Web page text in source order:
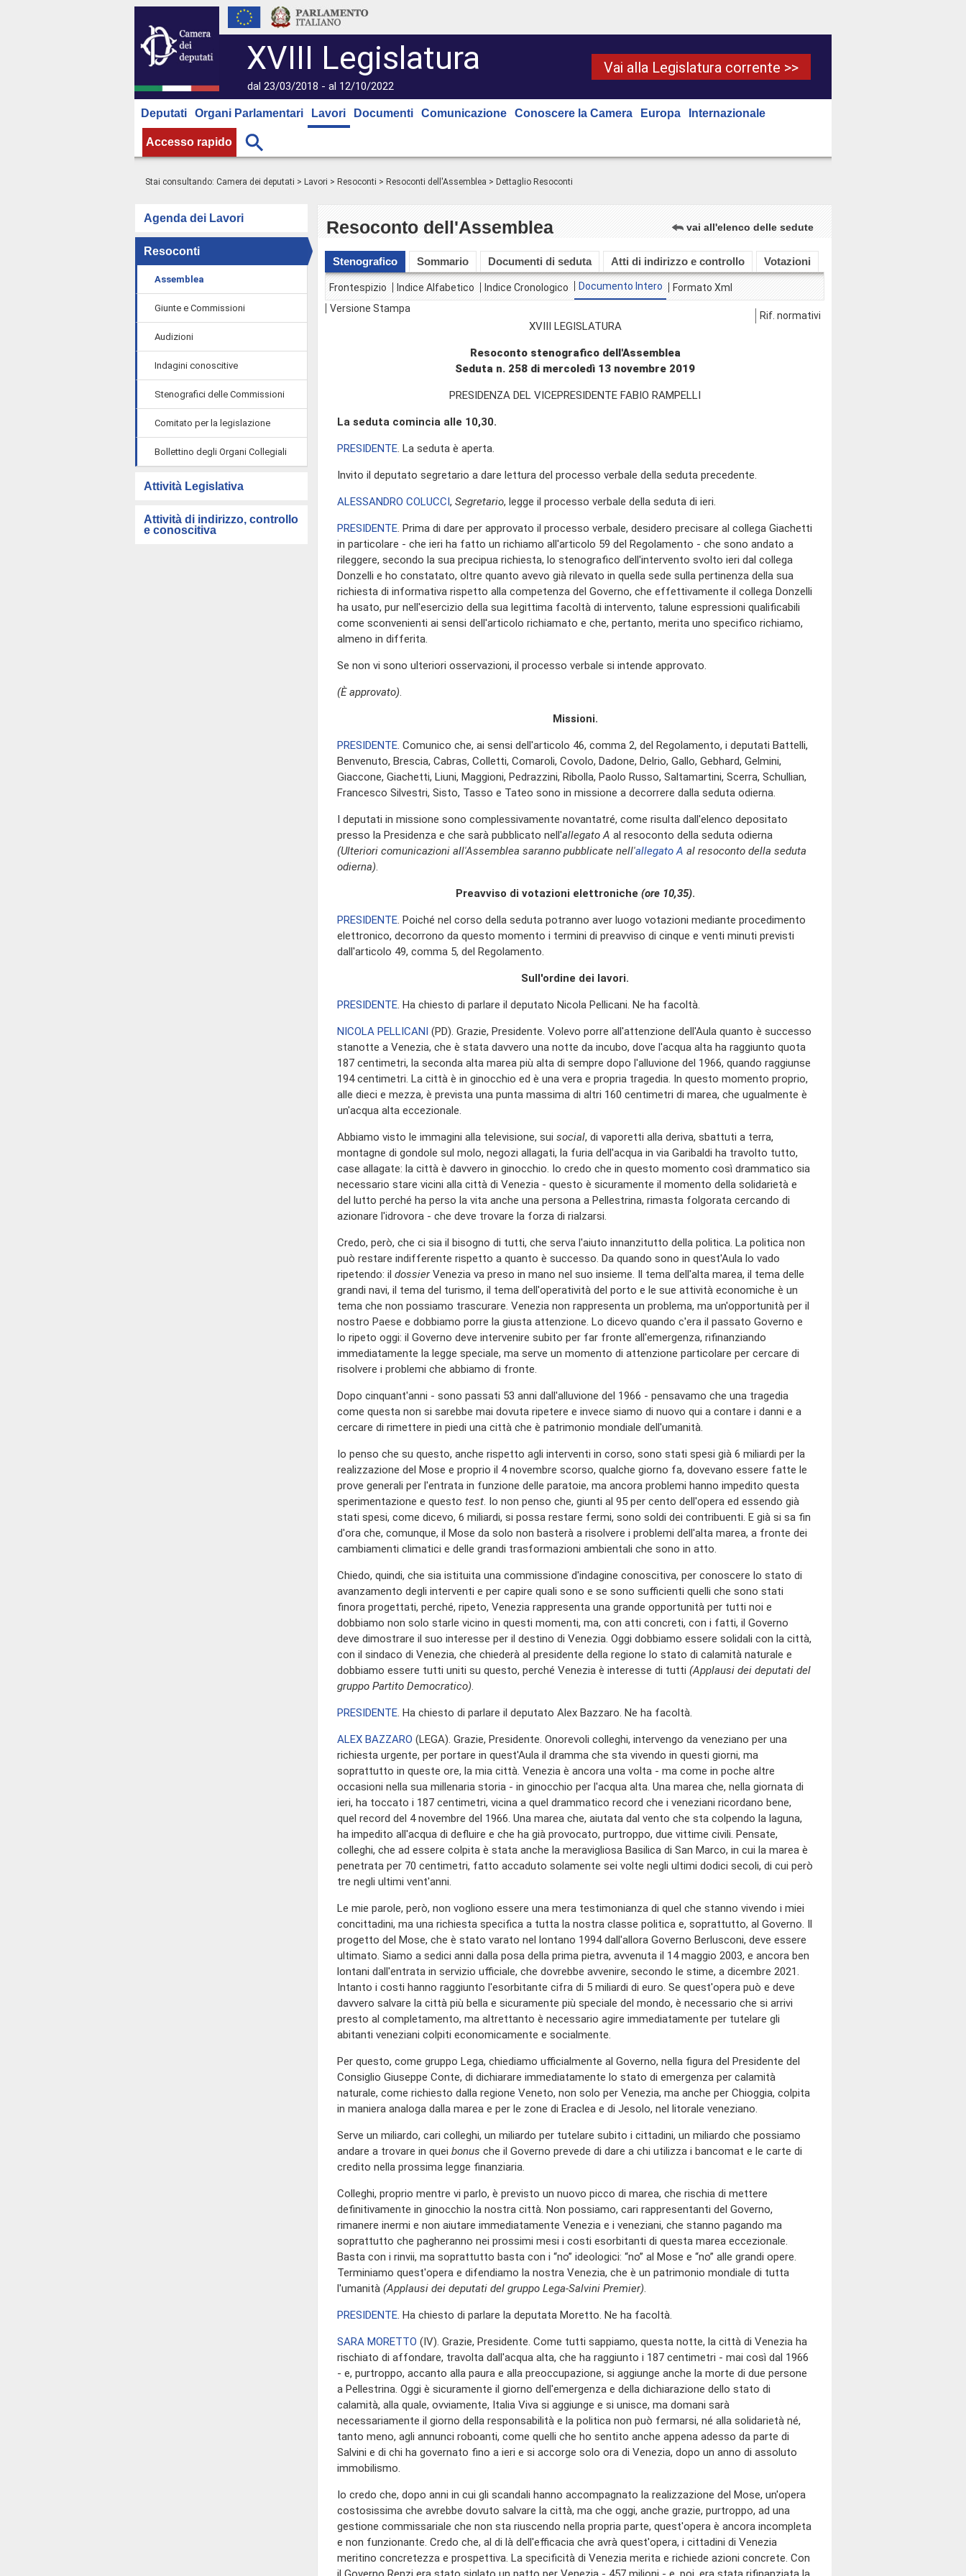
XVIII Legislatura
dal 23/03/2018 - al 12/10/2022
Vai alla Legislatura corrente >>
Deputati Organi Parlamentari Lavori Documenti Comunicazione Conoscere la Camera Europa Internazionale
Accesso rapido
Stai consultando: Camera dei deputati > Lavori > Resoconti > Resoconti dell'Assemblea > Dettaglio Resoconti
Agenda dei Lavori
Resoconti
Assemblea
Giunte e Commissioni
Audizioni
Indagini conoscitive
Stenografici delle Commissioni
Comitato per la legislazione
Bollettino degli Organi Collegiali
Attività Legislativa
Attività di indirizzo, controllo
e conoscitiva
Resoconto dell'Assemblea vai all'elenco delle sedute
Stenografico Sommario Documenti di seduta Atti di indirizzo e controllo Votazioni
Frontespizio Indice Alfabetico Indice Cronologico Documento Intero
Formato Xml
Versione Stampa
Rif. normativi
XVIII LEGISLATURA
Resoconto stenografico dell'Assemblea
Seduta n. 258 di mercoledì 13 novembre 2019
PRESIDENZA DEL VICEPRESIDENTE FABIO RAMPELLI
La seduta comincia alle 10,30.
PRESIDENTE. La seduta è aperta.
Invito il deputato segretario a dare lettura del processo verbale della seduta precedente.
ALESSANDRO COLUCCI, Segretario, legge il processo verbale della seduta di ieri.
PRESIDENTE. Prima di dare per approvato il processo verbale, desidero precisare al collega Giachetti
in particolare - che ieri ha fatto un richiamo all'articolo 59 del Regolamento - che sono andato a
rileggere, secondo la sua precipua richiesta, lo stenografico dell'intervento svolto ieri dal collega
Donzelli e ho constatato, oltre quanto avevo già rilevato in quella sede sulla pertinenza della sua
richiesta di informativa rispetto alla competenza del Governo, che effettivamente il collega Donzelli
ha usato, pur nell'esercizio della sua legittima facoltà di intervento, talune espressioni qualificabili
come sconvenienti ai sensi dell'articolo richiamato e che, pertanto, merita uno specifico richiamo,
almeno in differita.
Se non vi sono ulteriori osservazioni, il processo verbale si intende approvato.
(È approvato).
Missioni.
PRESIDENTE. Comunico che, ai sensi dell'articolo 46, comma 2, del Regolamento, i deputati Battelli,
Benvenuto, Brescia, Cabras, Colletti, Comaroli, Covolo, Dadone, Delrio, Gallo, Gebhard, Gelmini,
Giaccone, Giachetti, Liuni, Maggioni, Pedrazzini, Ribolla, Paolo Russo, Saltamartini, Scerra, Schullian,
Francesco Silvestri, Sisto, Tasso e Tateo sono in missione a decorrere dalla seduta odierna.
I deputati in missione sono complessivamente novantatré, come risulta dall'elenco depositato
presso la Presidenza e che sarà pubblicato nell'allegato A al resoconto della seduta odierna
(Ulteriori comunicazioni all'Assemblea saranno pubblicate nell'allegato A al resoconto della seduta
odierna).
Preavviso di votazioni elettroniche (ore 10,35).
PRESIDENTE. Poiché nel corso della seduta potranno aver luogo votazioni mediante procedimento
elettronico, decorrono da questo momento i termini di preavviso di cinque e venti minuti previsti
dall'articolo 49, comma 5, del Regolamento.
Sull'ordine dei lavori.
PRESIDENTE. Ha chiesto di parlare il deputato Nicola Pellicani. Ne ha facoltà.
NICOLA PELLICANI (PD). Grazie, Presidente. Volevo porre all'attenzione dell'Aula quanto è successo
stanotte a Venezia, che è stata davvero una notte da incubo, dove l'acqua alta ha raggiunto quota
187 centimetri, la seconda alta marea più alta di sempre dopo l'alluvione del 1966, quando raggiunse
194 centimetri. La città è in ginocchio ed è una vera e propria tragedia. In questo momento proprio,
alle dieci e mezza, è prevista una punta massima di altri 160 centimetri di marea, che ugualmente è
un'acqua alta eccezionale.
Abbiamo visto le immagini alla televisione, sui social, di vaporetti alla deriva, sbattuti a terra,
montagne di gondole sul molo, negozi allagati, la furia dell'acqua in via Garibaldi ha travolto tutto,
case allagate: la città è davvero in ginocchio. Io credo che in questo momento così drammatico sia
necessario stare vicini alla città di Venezia - questo è sicuramente il momento della solidarietà e
del lutto perché ha perso la vita anche una persona a Pellestrina, rimasta folgorata cercando di
azionare l'idrovora - che deve trovare la forza di rialzarsi.
Credo, però, che ci sia il bisogno di tutti, che serva l'aiuto innanzitutto della politica. La politica non
può restare indifferente rispetto a quanto è successo. Da quando sono in quest'Aula lo vado
ripetendo: il dossierVenezia va preso in mano nel suo insieme. Il tema dell'alta marea, il tema delle
grandi navi, il tema del turismo, il tema dell'operatività del porto e le sue attività economiche è un
tema che non possiamo trascurare. Venezia non rappresenta un problema, ma un'opportunità per il
nostro Paese e dobbiamo porre la giusta attenzione. Lo dicevo quando c'era il passato Governo e
lo ripeto oggi: il Governo deve intervenire subito per far fronte all'emergenza, rifinanziando
immediatamente la legge speciale, ma serve un momento di attenzione particolare per cercare di
risolvere i problemi che abbiamo di fronte.
Dopo cinquant'anni - sono passati 53 anni dall'alluvione del 1966 - pensavamo che una tragedia
come questa non si sarebbe mai dovuta ripetere e invece siamo di nuovo qui a contare i danni e a
cercare di rimettere in piedi una città che è patrimonio mondiale dell'umanità.
Io penso che su questo, anche rispetto agli interventi in corso, sono stati spesi già 6 miliardi per la
realizzazione del Mose e proprio il 4 novembre scorso, qualche giorno fa, dovevano essere fatte le
prove generali per l'entrata in funzione delle paratoie, ma ancora problemi hanno impedito questa
sperimentazione e questo test. Io non penso che, giunti al 95 per cento dell'opera ed essendo già
stati spesi, come dicevo, 6 miliardi, si possa restare fermi, sono soldi dei contribuenti. E già si sa fin
d'ora che, comunque, il Mose da solo non basterà a risolvere i problemi dell'alta marea, a fronte dei
cambiamenti climatici e delle grandi trasformazioni ambientali che sono in atto.
Chiedo, quindi, che sia istituita una commissione d'indagine conoscitiva, per conoscere lo stato di
avanzamento degli interventi e per capire quali sono e se sono sufficienti quelli che sono stati
finora progettati, perché, ripeto, Venezia rappresenta una grande opportunità per tutti noi e
dobbiamo non solo starle vicino in questi momenti, ma, con atti concreti, con i fatti, il Governo
deve dimostrare il suo interesse per il destino di Venezia. Oggi dobbiamo essere solidali con la città,
con il sindaco di Venezia, che chiederà al presidente della regione lo stato di calamità naturale e
dobbiamo essere tutti uniti su questo, perché Venezia è interesse di tutti (Applausi dei deputati del
gruppo Partito Democratico).
PRESIDENTE. Ha chiesto di parlare il deputato Alex Bazzaro. Ne ha facoltà.
ALEX BAZZARO (LEGA). Grazie, Presidente. Onorevoli colleghi, intervengo da veneziano per una
richiesta urgente, per portare in quest'Aula il dramma che sta vivendo in questi giorni, ma
soprattutto in queste ore, la mia città. Venezia è ancora una volta - ma come in poche altre
occasioni nella sua millenaria storia - in ginocchio per l'acqua alta. Una marea che, nella giornata di
ieri, ha toccato i 187 centimetri, vicina a quel drammatico record che i veneziani ricordano bene,
quel record del 4 novembre del 1966. Una marea che, aiutata dal vento che sta colpendo la laguna,
ha impedito all'acqua di defluire e che ha già provocato, purtroppo, due vittime civili. Pensate,
colleghi, che ad essere colpita è stata anche la meravigliosa Basilica di San Marco, in cui la marea è
penetrata per 70 centimetri, fatto accaduto solamente sei volte negli ultimi dodici secoli, di cui però
tre negli ultimi vent'anni.
Le mie parole, però, non vogliono essere una mera testimonianza di quel che stanno vivendo i miei
concittadini, ma una richiesta specifica a tutta la nostra classe politica e, soprattutto, al Governo. Il
progetto del Mose, che è stato varato nel lontano 1994 dall'allora Governo Berlusconi, deve essere
ultimato. Siamo a sedici anni dalla posa della prima pietra, avvenuta il 14 maggio 2003, e ancora ben
lontani dall'entrata in servizio ufficiale, che dovrebbe avvenire, secondo le stime, a dicembre 2021.
Intanto i costi hanno raggiunto l'esorbitante cifra di 5 miliardi di euro. Se quest'opera può e deve
davvero salvare la città più bella e sicuramente più speciale del mondo, è necessario che si arrivi
presto al completamento, ma altrettanto è necessario agire immediatamente per tutelare gli
abitanti veneziani colpiti economicamente e socialmente.
Per questo, come gruppo Lega, chiediamo ufficialmente al Governo, nella figura del Presidente del
Consiglio Giuseppe Conte, di dichiarare immediatamente lo stato di emergenza per calamità
naturale, come richiesto dalla regione Veneto, non solo per Venezia, ma anche per Chioggia, colpita
in maniera analoga dalla marea e per le zone di Eraclea e di Jesolo, nel litorale veneziano.
Serve un miliardo, cari colleghi, un miliardo per tutelare subito i cittadini, un miliardo che possiamo
andare a trovare in quei bonus che il Governo prevede di dare a chi utilizza i bancomat e le carte di
credito nella prossima legge finanziaria.
Colleghi, proprio mentre vi parlo, è previsto un nuovo picco di marea, che rischia di mettere
definitivamente in ginocchio la nostra città. Non possiamo, cari rappresentanti del Governo,
rimanere inermi e non aiutare immediatamente Venezia e i veneziani, che stanno pagando ma
soprattutto che pagheranno nei prossimi mesi i costi esorbitanti di questa marea eccezionale.
Basta con i rinvii, ma soprattutto basta con i “no” ideologici: “no” al Mose e “no” alle grandi opere.
Terminiamo quest'opera e difendiamo la nostra Venezia, che è un patrimonio mondiale di tutta
l'umanità (Applausi dei deputati del gruppo Lega-Salvini Premier).
PRESIDENTE. Ha chiesto di parlare la deputata Moretto. Ne ha facoltà.
SARA MORETTO (IV). Grazie, Presidente. Come tutti sappiamo, questa notte, la città di Venezia ha
rischiato di affondare, travolta dall'acqua alta, che ha raggiunto i 187 centimetri - mai così dal 1966
- e, purtroppo, accanto alla paura e alla preoccupazione, si aggiunge anche la morte di due persone
a Pellestrina. Oggi è sicuramente il giorno dell'emergenza e della dichiarazione dello stato di
calamità, alla quale, ovviamente, Italia Viva si aggiunge e si unisce, ma domani sarà
necessariamente il giorno della responsabilità e la politica non può fermarsi, né alla solidarietà né,
tanto meno, agli annunci roboanti, come quelli che ho sentito anche appena adesso da parte di
Salvini e di chi ha governato fino a ieri e si accorge solo ora di Venezia, dopo un anno di assoluto
immobilismo.
Io credo che, dopo anni in cui gli scandali hanno accompagnato la realizzazione del Mose, un'opera
costosissima che avrebbe dovuto salvare la città, ma che oggi, anche grazie, purtroppo, ad una
gestione commissariale che non sta riuscendo nella propria parte, quest'opera è ancora incompleta
e non funzionante. Credo che, al di là dell'efficacia che avrà quest'opera, i cittadini di Venezia
meritino concretezza e prospettiva. La specificità di Venezia merita e richiede azioni concrete. Con